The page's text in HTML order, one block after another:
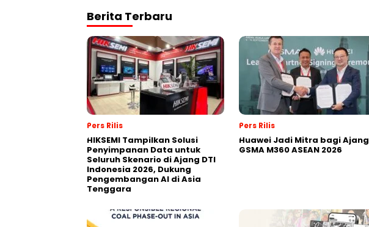
Berita Terbaru
Pers Rilis
HIKSEMI Tampilkan Solusi
Penyimpanan Data untuk
Seluruh Skenario di Ajang DTI
Indonesia 2026, Dukung
Pengembangan AI di Asia
Tenggara
Pers Rilis
Huawei Jadi Mitra bagi Ajang
GSMA M360 ASEAN 2026